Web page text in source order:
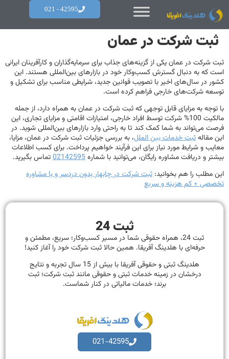
42595 - 021
ثبت شرکت در عمان
ثبت شرکت در عمان یکی از گزینه‌های جذاب برای سرمایه‌گذاران و کارآفرینان ایرانی
است که به دنبال گسترش کسب‌وکار خود در بازارهای بین‌المللی هستند. این
کشور در سال‌های اخیر با تصویب قوانین جدید، شرایطی مناسب برای تشکیل و
توسعه شرکت‌های خارجی فراهم کرده است.
با توجه به مزایای قابل توجهی که ثبت شرکت در عمان به همراه دارد، از جمله
مالکیت 100% شرکت توسط افراد خارجی، امتیازات اقامتی و مزایای تجاری، این
فرصت می‌تواند به شما کمک کند تا به راحتی وارد بازارهای بین‌المللی شوید. در
این مقالهثبت خدمات بین الملل، به بررسی جزئیات ثبت شرکت در عمان، مزایا،
معایب و شرایط مورد نیاز برای این فرآیند خواهیم پرداخت. برای کسب اطلاعات
بیشتر و دریافت مشاوره رایگان، می‌توانید با شماره02142595تماس بگیرید.
این مطلب را هم بخوانید: ثبت شرکت در چابهار بدون دردسر و با مشاوره
تخصصی + کم هزینه و سریع
ثبت 24
ثبت 24، همراه حقوقی شما در مسیر کسب‌وکار؛ سریع، مطمئن و
حرفه‌ای با هلدینگ آفریقا. همین حالا ثبت شرکت خود را آغاز کنید!
هلدینگ ثبتی و حقوقی آفریقا با بیش از 15 سال تجربه و نتایج
درخشان در زمینه خدمات ثبتی و حقوقی مانند ثبت شرکت؛ ثبت
برند؛ خدمات مالیاتی در کنار شماست.
021-42595